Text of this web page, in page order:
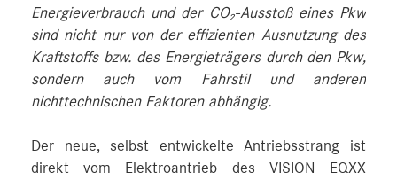
Energieverbrauch und der CO₂-Ausstoß eines Pkw
sind nicht nur von der effizienten Ausnutzung des
Kraftstoffs bzw. des Energieträgers durch den Pkw,
sondern auch vom Fahrstil und anderen
nichttechnischen Faktoren abhängig.
Der neue, selbst entwickelte Antriebsstrang ist
direkt vom Elektroantrieb des VISION EQXX